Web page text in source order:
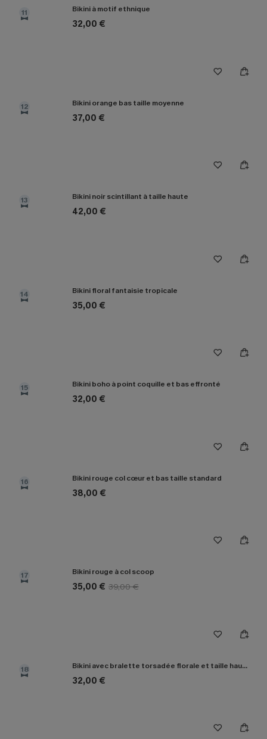
11 Bikini à motif ethnique
32,00 €
12 Bikini orange bas taille moyenne
37,00 €
13 Bikini noir scintillant à taille haute
42,00 €
14 Bikini floral fantaisie tropicale
35,00 €
15 Bikini boho à point coquille et bas effronté
32,00 €
16 Bikini rouge col cœur et bas taille standard
38,00 €
17 Bikini rouge à col scoop
35,00 € 39,00 €
18 Bikini avec bralette torsadée florale et taille haute épissée
32,00 €